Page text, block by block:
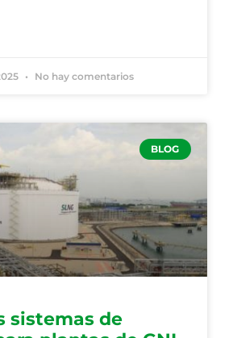
No hay comentarios
BLOG
sistemas de